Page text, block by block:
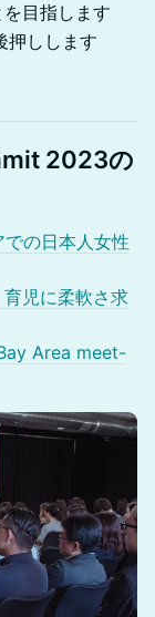
目指します
押しします
2023の
の日本人女性
児に柔軟さ求
Area meet-